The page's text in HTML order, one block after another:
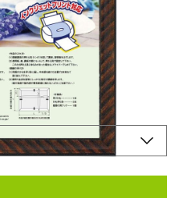
）もラインナップ！
。
環境にやさしい額縁です。